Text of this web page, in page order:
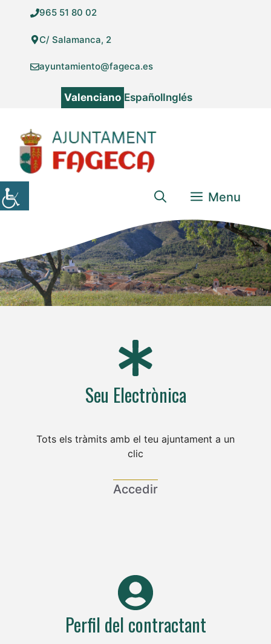
contingut
965 51 80 02
C/ Salamanca, 2
ayuntamiento@fageca.es
Valenciano EspañolInglés
Menu
Seu Electrònica
Tots els tràmits amb el teu ajuntament a un
clic
Accedir
Perfil del contractant